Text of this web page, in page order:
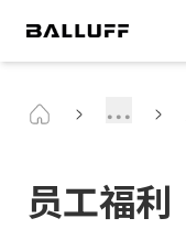
...
员工福利